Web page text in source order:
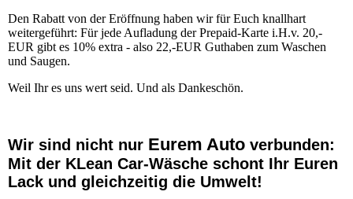
Den Rabatt von der Eröffnung haben wir für Euch knallhart
weitergeführt: Für jede Aufladung der Prepaid-Karte i.H.v. 20,-
EUR gibt es 10% extra - also 22,-EUR Guthaben zum Waschen
und Saugen.
Weil Ihr es uns wert seid. Und als Dankeschön.
Wir sind nicht nur Eurem Auto verbunden:
Mit der KLean Car-Wäsche schont Ihr Euren
Lack und gleichzeitig die Umwelt!